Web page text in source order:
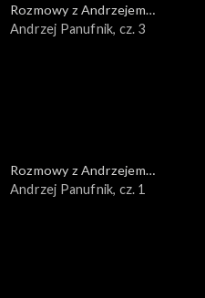
Rozmowy z Andrzejem
Doboszem
Andrzej Panufnik, cz. 3
Rozmowy z Andrzejem
Doboszem
Andrzej Panufnik, cz. 1